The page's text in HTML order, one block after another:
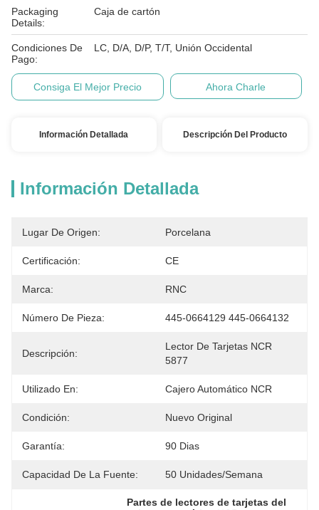
Packaging
Details:
Caja de cartón
Condiciones De
Pago:
LC, D/A, D/P, T/T, Unión Occidental
Consiga El Mejor Precio Ahora Charle
Información Detallada Descripción Del Producto
Información Detallada
Lugar De Origen: Porcelana
Certificación: CE
Marca: RNC
Número De Pieza: 445-0664129 445-0664132
Descripción:
Lector De Tarjetas NCR
5877
Utilizado En: Cajero Automático NCR
Condición: Nuevo Original
Garantía: 90 Dias
Capacidad De La Fuente: 50 Unidades/semana
Partes de lectores de tarjetas del